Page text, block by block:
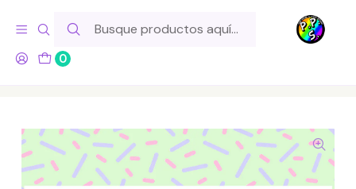
0
Hola! Si tu pedido incluye productos de fabricación propia,
ten en cuenta este tiempo para el despacho
Inicio Lo Hacemos Nosotros